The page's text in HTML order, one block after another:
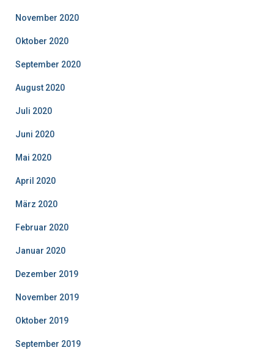
November 2020
Oktober 2020
September 2020
August 2020
Juli 2020
Juni 2020
Mai 2020
April 2020
März 2020
Februar 2020
Januar 2020
Dezember 2019
November 2019
Oktober 2019
September 2019